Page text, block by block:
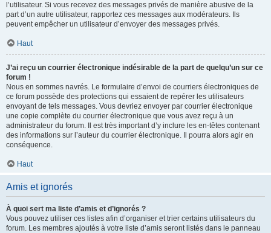
l’utilisateur. Si vous recevez des messages privés de manière abusive de la
part d’un autre utilisateur, rapportez ces messages aux modérateurs. Ils
peuvent empêcher un utilisateur d’envoyer des messages privés.
Haut
J’ai reçu un courrier électronique indésirable de la part de quelqu’un sur ce
forum !
Nous en sommes navrés. Le formulaire d’envoi de courriers électroniques de
ce forum possède des protections qui essaient de repérer les utilisateurs
envoyant de tels messages. Vous devriez envoyer par courrier électronique
une copie complète du courrier électronique que vous avez reçu à un
administrateur du forum. Il est très important d’y inclure les en-têtes contenant
des informations sur l’auteur du courrier électronique. Il pourra alors agir en
conséquence.
Haut
Amis et ignorés
À quoi sert ma liste d’amis et d’ignorés ?
Vous pouvez utiliser ces listes afin d’organiser et trier certains utilisateurs du
forum. Les membres ajoutés à votre liste d’amis seront listés dans le panneau